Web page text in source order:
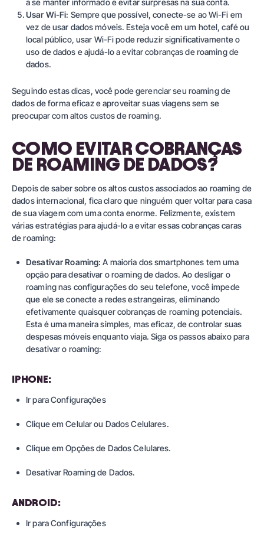
a se manter informado e evitar surpresas na sua conta.
Usar Wi-Fi: Sempre que possível, conecte-se ao Wi-Fi em
vez de usar dados móveis. Esteja você em um hotel, café ou
local público, usar Wi-Fi pode reduzir significativamente o
uso de dados e ajudá-lo a evitar cobranças de roaming de
dados.
Seguindo estas dicas, você pode gerenciar seu roaming de
dados de forma eficaz e aproveitar suas viagens sem se
preocupar com altos custos de roaming.
COMO EVITAR COBRANÇAS
DE ROAMING DE DADOS?
Depois de saber sobre os altos custos associados ao roaming de
dados internacional, fica claro que ninguém quer voltar para casa
de sua viagem com uma conta enorme. Felizmente, existem
várias estratégias para ajudá-lo a evitar essas cobranças caras
de roaming:
Desativar Roaming: A maioria dos smartphones tem uma
opção para desativar o roaming de dados. Ao desligar o
roaming nas configurações do seu telefone, você impede
que ele se conecte a redes estrangeiras, eliminando
efetivamente quaisquer cobranças de roaming potenciais.
Esta é uma maneira simples, mas eficaz, de controlar suas
despesas móveis enquanto viaja. Siga os passos abaixo para
desativar o roaming:
IPHONE:
Ir para Configurações
Clique em Celular ou Dados Celulares.
Clique em Opções de Dados Celulares.
Desativar Roaming de Dados.
ANDROID:
Ir para Configurações